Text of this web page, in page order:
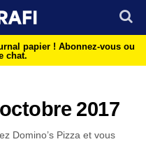
papier ! Abonnez-vous ou
chat.
2017
Domino’s Pizza et vous